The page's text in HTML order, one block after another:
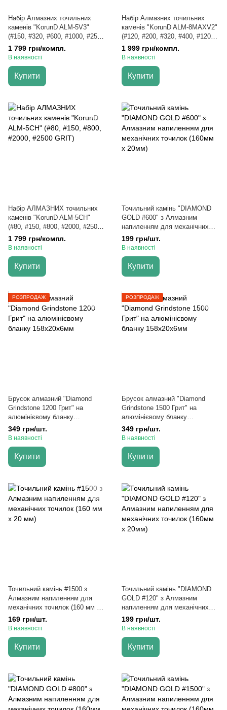
Набір Алмазних точильних
каменів "KorunD ALM-5V3"
(#150, #320, #600, #1000, #2500
GRIT)
1 799 грн/компл.
В наявності
Купити
Набір Алмазних точильних
каменів "KorunD ALM-8MAXV2"
(#120, #200, #320, #400, #1200,
#1500, #2000, #3000 GRIT)
1 999 грн/компл.
В наявності
Купити
Набір АЛМАЗНИХ точильних
каменів "KorunD ALM-5CH"
(#80, #150, #800, #2000, #2500
GRIT)
1 799 грн/компл.
В наявності
Купити
Точильний камінь "DIAMOND
GOLD #600" з Алмазним
напиленням для механічних
точилок (160мм х 20мм)
199 грн/шт.
В наявності
Купити
РОЗПРОДАЖ
Брусок алмазний "Diamond
Grindstone 1200 Грит" на
алюмінієвому бланку
158х20х6мм
349 грн/шт.
В наявності
Купити
РОЗПРОДАЖ
Брусок алмазний "Diamond
Grindstone 1500 Грит" на
алюмінієвому бланку
158х20х6мм
349 грн/шт.
В наявності
Купити
Точильний камінь #1500 з
Алмазним напиленням для
механічних точилок (160 мм х
20 мм)
169 грн/шт.
В наявності
Купити
Точильний камінь "DIAMOND
GOLD #120" з Алмазним
напиленням для механічних
точилок (160мм х 20мм)
199 грн/шт.
В наявності
Купити